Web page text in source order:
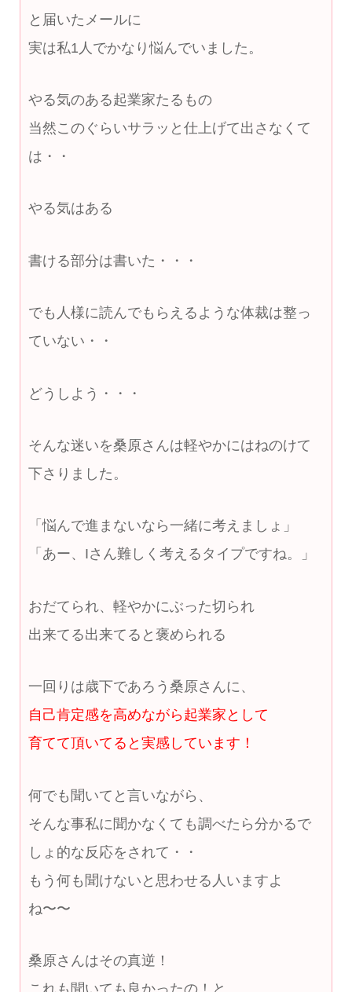
と届いたメールに
実は私1人でかなり悩んでいました。
やる気のある起業家たるもの
当然このぐらいサラッと仕上げて出さなくて
は・・
やる気はある
書ける部分は書いた・・・
でも人様に読んでもらえるような体裁は整っ
ていない・・
どうしよう・・・
そんな迷いを桑原さんは軽やかにはねのけて
下さりました。
「悩んで進まないなら一緒に考えましょ」
「あー、Iさん難しく考えるタイプですね。」
おだてられ、軽やかにぶった切られ
出来てる出来てると褒められる
一回りは歳下であろう桑原さんに、
自己肯定感を高めながら起業家として
育てて頂いてると実感しています！
何でも聞いてと言いながら、
そんな事私に聞かなくても調べたら分かるで
しょ的な反応をされて・・
もう何も聞けないと思わせる人いますよ
ね〜〜
桑原さんはその真逆！
これも聞いても良かったの！と